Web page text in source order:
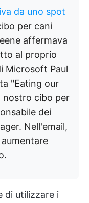
da uno spot
per cani
affermava
al proprio
Microsoft Paul
"Eating our
nostro cibo per
dei
Nell'email,
di utilizzare i